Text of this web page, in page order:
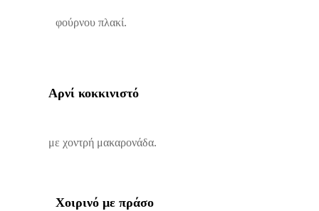
φούρνου πλακί.
Αρνί κοκκινιστό
με χοντρή μακαρονάδα.
Χοιρινό με πράσο